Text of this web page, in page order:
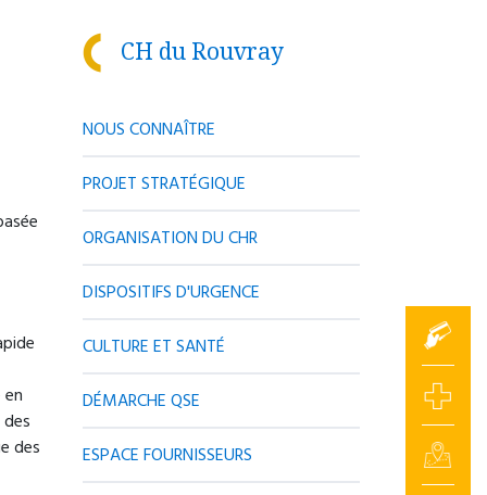
des
CH du Rouvray
NOUS CONNAÎTRE
PROJET STRATÉGIQUE
ORGANISATION DU CHR
DISPOSITIFS D'URGENCE
CULTURE ET SANTÉ
DÉMARCHE QSE
ESPACE FOURNISSEURS